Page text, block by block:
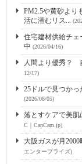
PM2.5や黄砂より
活に潜むリス...
住宅建材供給チェ
中 (2026/04/16)
人間より優秀？
12/17)
25ドルで見つか
(2026/08/05)
落とすケアで美肌
C｜CanCam.jp)
大阪ガスが月
エンタープライズ)